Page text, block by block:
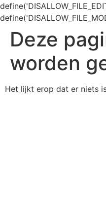
Deze
worden
Het lijkt erop dat er niets